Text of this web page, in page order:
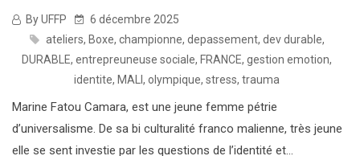
By UFFP
6 décembre 2025
ateliers, Boxe, championne, depassement, dev durable,
DURABLE, entrepreuneuse sociale, FRANCE, gestion emotion,
identite, MALI , olympique, stress, trauma
Marine Fatou Camara, est une jeune femme pétrie
d’universalisme. De sa bi culturalité franco malienne, très jeune
elle se sent investie par les questions de l’identité et...